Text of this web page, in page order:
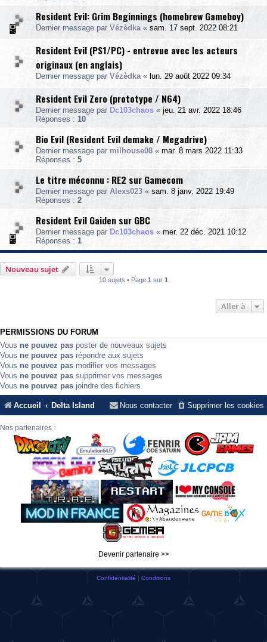
Resident Evil: Grim Beginnings (homebrew Gameboy)
Dernier message par Vézèdka« sam. 17 sept. 2022 08:21
Resident Evil (PS1/PC) - entrevue avec les acteurs
originaux (en anglais)
Dernier message par Vézèdka« lun. 29 août 2022 09:34
Resident Evil Zero (prototype / N64)
Dernier message par Dc103chaos « jeu. 21 avr. 2022 18:46
Réponses : 10
Bio Evil (Resident Evil demake / Megadrive)
Dernier message par milhouse08 « mar. 8 mars 2022 11:33
Réponses : 5
Le titre méconnu : RE2 sur Gamecom
Dernier message par Alexs023 « sam. 8 janv. 2022 19:49
Réponses : 2
Resident Evil Gaiden sur GBC
Dernier message par Dc103chaos « mer. 22 déc. 2021 10:12
Réponses : 1
Nouveau sujet
10 sujets • Page 1 sur 1
Aller à
PERMISSIONS DU FORUM
Vous ne pouvez pas poster de nouveaux sujets
Vous ne pouvez pas répondre aux sujets
Vous ne pouvez pas modifier vos messages
Vous ne pouvez pas supprimer vos messages
Vous ne pouvez pas joindre des fichiers
Accueil Delta Island Supprimer les cookies
Nous contacter
Nos partenaires :
Devenir partenaire >>
Confidentialité | Conditions